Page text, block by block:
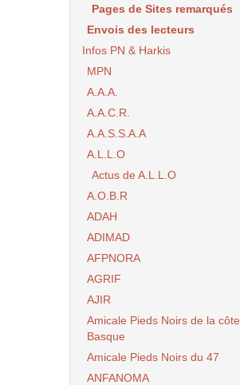
Pages de Sites remarqués
Envois des lecteurs
Infos PN & Harkis
MPN
A.A.A.
A.A.C.R.
A.A.S.S.A.A
A.L.L.O
Actus de A.L.L.O
A.O.B.R
ADAH
ADIMAD
AFPNORA
AGRIF
AJIR
Amicale Pieds Noirs de la côte
Basque
Amicale Pieds Noirs du 47
ANFANOMA